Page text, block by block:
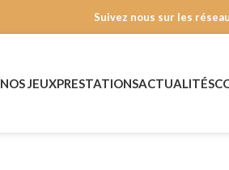
Suivez nous sur les
NOS JEUXPRESTATIONSACTUALITÉS